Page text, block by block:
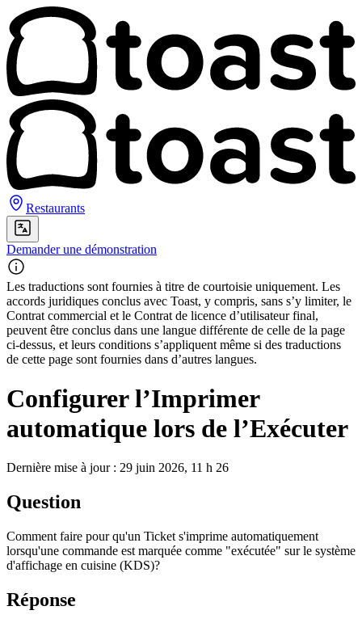
Restaurants
Demander une démonstration
Les traductions sont fournies à titre de courtoisie uniquement. Les
accords juridiques conclus avec Toast, y compris, sans s’y limiter, le
Contrat commercial et le Contrat de licence d’utilisateur final,
peuvent être conclus dans une langue différente de celle de la page
ci-dessus, et leurs conditions s’appliquent même si des traductions
de cette page sont fournies dans d’autres langues.
Configurer l’Imprimer
automatique lors de l’Exécuter
Dernière mise à jour : 29 juin 2026, 11 h 26
Question
Comment faire pour qu'un Ticket s'imprime automatiquement
lorsqu'une commande est marquée comme "exécutée" sur le système
d'affichage en cuisine (KDS)?
Réponse